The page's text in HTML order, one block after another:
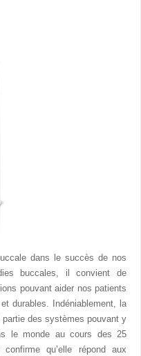
dans le succès de nos
buccales, il convient de
pouvant aider nos patients
durables. Indéniablement, la
des systèmes pouvant y
le monde au cours des 25
qu’elle répond aux